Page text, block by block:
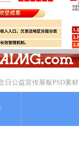
日公益宣传展板PSD素材